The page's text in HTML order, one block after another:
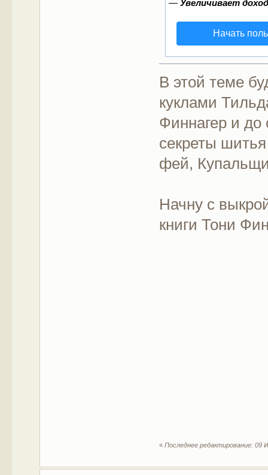
—Увеличивает
Начать
В этой теме
куклами
Финнагер и до
секреты
фей,
Начну с
книги Тони
«Последнее редактирование: 09